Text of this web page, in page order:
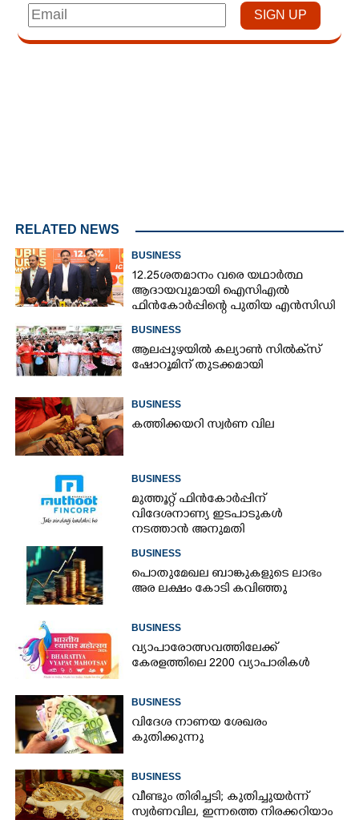
RELATED NEWS
BUSINESS
12.25ശതമാനം വരെ യഥാർത്ഥ
ആദായവുമായി ഐസിഎൽ
ഫിൻകോർപ്പിന്റെ പുതിയ എൻസിഡി
BUSINESS
ആലപ്പുഴയിൽ കല്യാൺ സിൽക്‌സ്
ഷോറൂമിന് തുടക്കമായി
BUSINESS
കത്തിക്കയറി സ്വർണ വില
BUSINESS
മുത്തൂറ്റ് ഫിൻകോർപ്പിന്
വിദേശനാണ്യ ഇടപാടുകൾ
നടത്താൻ അനുമതി
BUSINESS
പൊതുമേഖല ബാങ്കുകളുടെ ലാഭം
അര ലക്ഷം കോടി കവിഞ്ഞു
BUSINESS
വ്യാപാരോത്സവത്തിലേക്ക്
കേരളത്തിലെ 2200 വ്യാപാരികൾ
BUSINESS
വിദേശ നാണയ ശേഖരം
കുതിക്കുന്നു
BUSINESS
വീണ്ടും തിരിച്ചടി; കുതിച്ചുയർന്ന്
സ്വർണവില, ഇന്നത്തെ നിരക്കറിയാം